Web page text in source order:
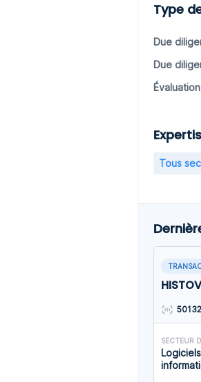
Type
Due
Due
Évaluation
Tous
50132
SECTEUR